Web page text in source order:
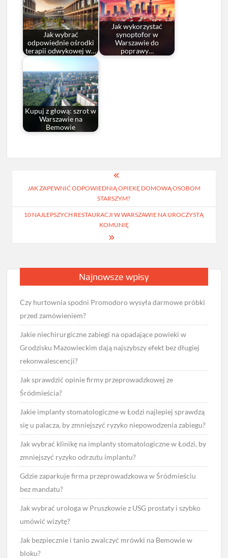
Jak wybrać
odpowiednie ośrodki
terapii odwykowej w…
Jak wykorzystać
synoptofor w
Warszawie do
poprawy…
Kupuj z głową: szrot w
Warszawie na
Bemowie
wpisu
JAK ZAPEWNIĆ ODPOWIEDNIĄ OPIEKĘ DOMOWĄ OSOBOM
STARSZYM?
10 NAJLEPSZYCH RESTAURACJI W WARSZAWIE NA UROCZYSTĄ
KOMUNIĘ
Najnowsze wpisy
Czy hurtownia spodni Promodoro wysyła darmowe próbki
przed zamówieniem?
Jakie niechirurgiczne zabiegi na opadające powieki w
Grodzisku Mazowieckim dają najszybszy efekt bez długiej
rekonwalescencji?
Jak sprawdzić opinie firmy przeprowadzkowej ze
Śródmieścia?
Jakie implanty stomatologiczne w Łodzi najlepiej sprawdzą
się u palacza, by zmniejszyć ryzyko niepowodzenia zabiegu?
Jak wybrać klinikę na implanty stomatologiczne w Łodzi, by
zmniejszyć ryzyko odrzutu implantu?
Gdzie zaparkuje firma przeprowadzkowa w Śródmieściu
bez mandatu?
Jak wybrać urologa w Pruszkowie z USG prostaty i szybko
umówić wizytę?
Jak bezpiecznie i tanio zwalczyć mrówki na Bemowie w
bloku?